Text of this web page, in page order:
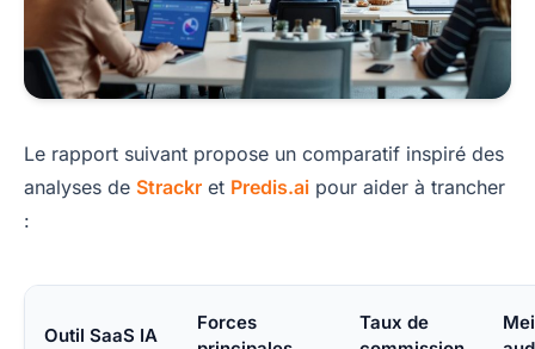
Le rapport suivant propose un comparatif inspiré des
analyses de Strackr et Predis.ai pour aider à trancher
:
Outil SaaS IA
Forces
Taux de